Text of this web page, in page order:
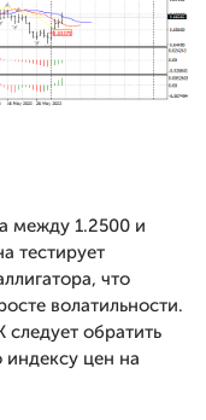
между 1.2500 и
тестирует
что
волатильности.
обратить
цен на